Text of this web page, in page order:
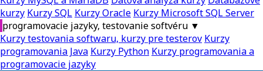
kurzy Kurzy SQL Kurzy Oracle Kurzy Microsoft SQL Server
programovacie jazyky, testovanie softvéru ▼
Kurzy testovania softwaru, kurzy pre testerov Kurzy
programovania Java Kurzy Python Kurzy programovania a
programovacie jazyky